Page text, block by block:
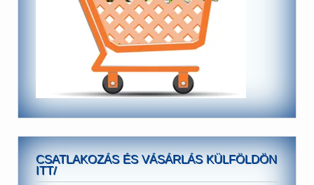
CSATLAKOZÁS ÉS VÁSÁRLÁS KÜLFÖLDÖN
ITT/